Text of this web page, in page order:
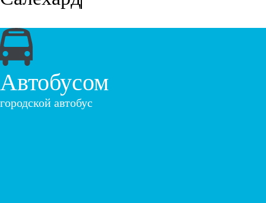
Автобусом
городской автобус